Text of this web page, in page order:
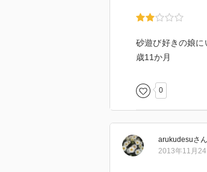
砂遊び好きの娘
歳11か月
0
arukudesuさん
2013年11月24